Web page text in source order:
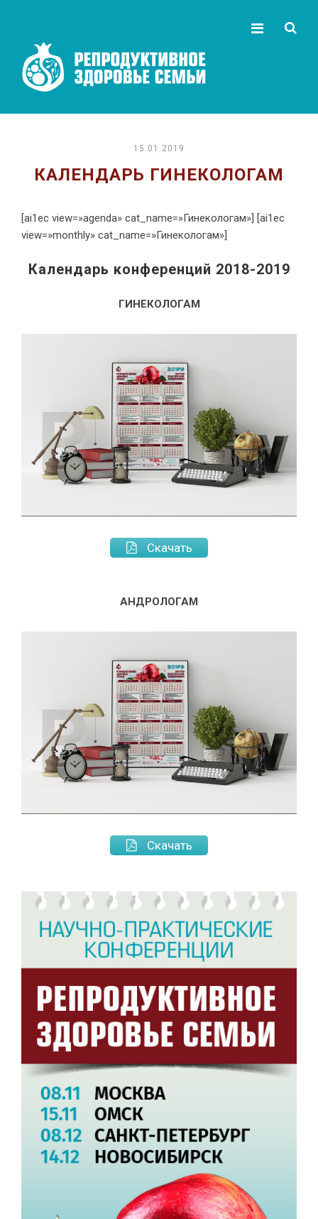
15.01.2019
КАЛЕНДАРЬ ГИНЕКОЛОГАМ
[ai1ec view=»agenda» cat_name=»Гинекологам»] [ai1ec
view=»monthly» cat_name=»Гинекологам»]
Календарь конференций 2018-2019
ГИНЕКОЛОГАМ
Скачать
АНДРОЛОГАМ
Скачать